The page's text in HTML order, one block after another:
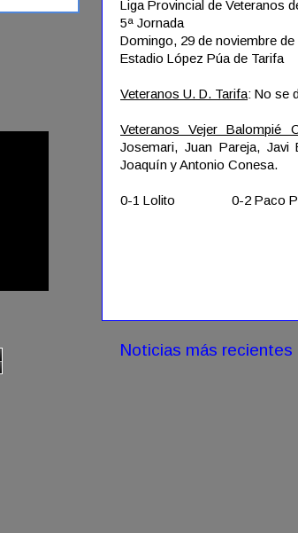
Liga Provincial de Veteranos
5ª Jornada
Domingo, 29 de noviembre de
Estadio López Púa de Tarifa
Veteranos U. D. Tarifa: No se
Veteranos Vejer Balompié
Josemari, Juan Pareja, Javi
Joaquín y Antonio Conesa.
0-1 Lolito 0-2 Paco
Noticias más recientes